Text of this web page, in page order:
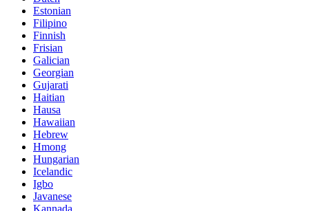
Estonian
Filipino
Finnish
Frisian
Galician
Georgian
Gujarati
Haitian
Hausa
Hawaiian
Hebrew
Hmong
Hungarian
Icelandic
Igbo
Javanese
Kannada